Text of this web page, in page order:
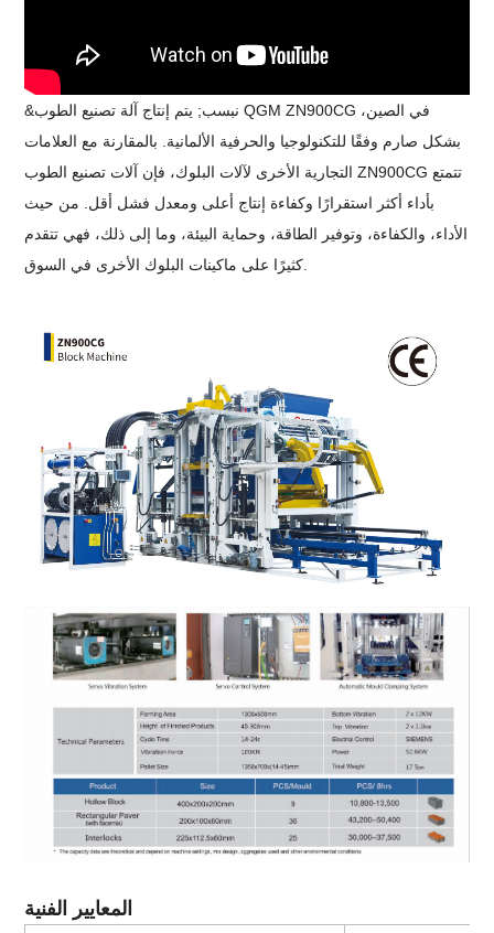
&نبسب; يتم إنتاج آلة تصنيع الطوب QGM ZN900CG في الصين،
بشكل صارم وفقًا للتكنولوجيا والحرفية الألمانية. بالمقارنة مع العلامات
التجارية الأخرى لآلات البلوك، فإن آلات تصنيع الطوب ZN900CG تتمتع
بأداء أكثر استقرارًا وكفاءة إنتاج أعلى ومعدل فشل أقل. من حيث
الأداء، والكفاءة، وتوفير الطاقة، وحماية البيئة، وما إلى ذلك، فهي تتقدم
المعايير الفنية